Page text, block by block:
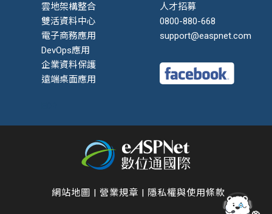
雲地架構整合
雙活資料中心
電子商務應用
DevOps應用
企業資料保護
遠端桌面應用
人才招募
0800-880-668
support@easpnet.com
網站地圖 |營業規章 | 隱私權與使用條款